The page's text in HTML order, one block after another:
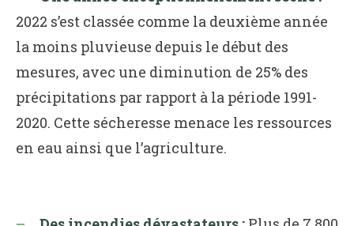
2022 s’est classée comme la deuxième année
la moins pluvieuse depuis le début des
mesures, avec une diminution de 25% des
précipitations par rapport à la période 1991-
2020. Cette sécheresse menace les ressources
en eau ainsi que l’agriculture.